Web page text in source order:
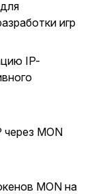
игр
IP-
MON
MON на